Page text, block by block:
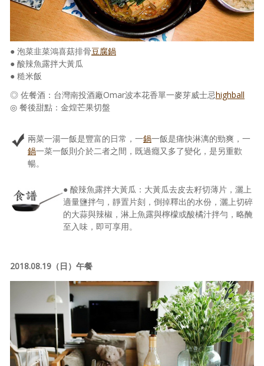
● 泡菜韭菜鴻喜菇排骨豆腐鍋
● 酸辣魚露拌大黃瓜
● 糙米飯
◎ 佐餐酒：台灣南投酒廠Omar波本花香單一麥芽威士忌highball
◎ 餐後甜點：金煌芒果切盤
兩菜一湯一飯是豐富的日常，一鍋一飯是痛快淋漓的勁爽，一
鍋一菜一飯則介於二者之間，既過癮又多了變化，是另重歡
暢。
● 酸辣魚露拌大黃瓜：大黃瓜去皮去籽切薄片，灑上
適量鹽拌勻，靜置片刻，倒掉釋出的水份，灑上切碎
的大蒜與辣椒，淋上魚露與檸檬或酸橘汁拌勻，略醃
至入味，即可享用。
2018.08.19（日）午餐